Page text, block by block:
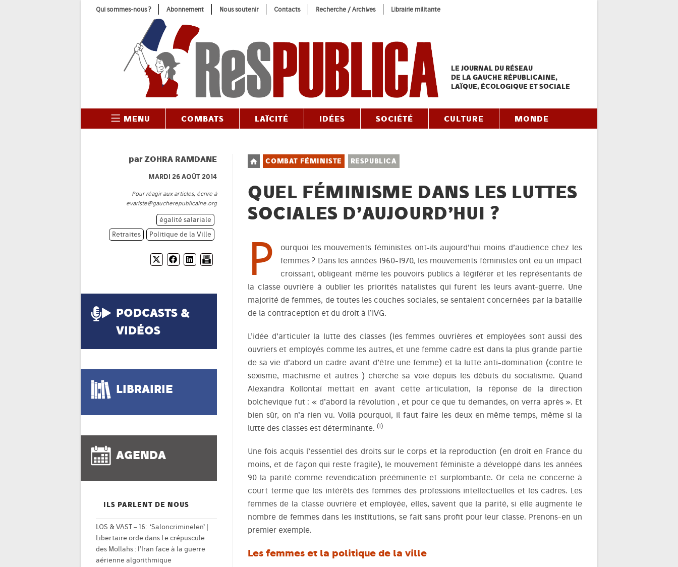
Qui sommes-nous ? Abonnement Nous soutenir Contacts Recherche / Archives Librairie militante
LE JOURNAL DU RÉSEAU
DE LA GAUCHE RÉPUBLICAINE,
LAÏQUE, ÉCOLOGIQUE ET SOCIALE
MENU COMBATS LAÏCITÉ IDÉES SOCIÉTÉ CULTURE MONDE
Post
category:
COMBAT FÉMINISTE RESPUBLICA
QUEL FÉMINISME DANS LES LUTTES
SOCIALES D’AUJOURD’HUI ?
P
ourquoi les mouvements féministes ont-ils aujourd’hui moins d’audience chez les
femmes ? Dans les années 1960-1970, les mouvements féministes ont eu un impact
croissant, obligeant même les pouvoirs publics à légiférer et les représentants de
la classe ouvrière à oublier les priorités natalistes qui furent les leurs avant-guerre. Une
majorité de femmes, de toutes les couches sociales, se sentaient concernées par la bataille
de la contraception et du droit à l’IVG.
L’idée d’articuler la lutte des classes (les femmes ouvrières et employées sont aussi des
ouvriers et employés comme les autres, et une femme cadre est dans la plus grande partie
de sa vie d’abord un cadre avant d’être une femme) et la lutte anti-domination (contre le
sexisme, machisme et autres ) cherche sa voie depuis les débuts du socialisme. Quand
Alexandra Kollontaï mettait en avant cette articulation, la réponse de la direction
bolchevique fut : « d’abord la révolution , et pour ce que tu demandes, on verra après ». Et
bien sûr, on n’a rien vu. Voilà pourquoi, il faut faire les deux en même temps, même si la
lutte des classes est déterminante. (1)
Une fois acquis l’essentiel des droits sur le corps et la reproduction (en droit en France du
moins, et de façon qui reste fragile), le mouvement féministe a développé dans les années
90 la parité comme revendication prééminente et surplombante. Or cela ne concerne à
court terme que les intérêts des femmes des professions intellectuelles et les cadres. Les
femmes de la classe ouvrière et employée, elles, savent que la parité, si elle augmente le
nombre de femmes dans les institutions, se fait sans profit pour leur classe. Prenons-en un
premier exemple.
Les femmes et la politique de la ville
parZOHRA RAMDANE
MARDI 26 AOÛT 2014
Pour réagir aux articles, écrire à
evariste@gaucherepublicaine.org
égalité salariale
Politique de la Ville
Retraites
PODCASTS &
VIDÉOS
LIBRAIRIE
AGENDA
ILS PARLENT DE NOUS
LOS & VAST – 16: ‘Saloncriminelen’ |
Libertaire orde dans Le crépuscule
des Mollahs : l’Iran face à la guerre
aérienne algorithmique